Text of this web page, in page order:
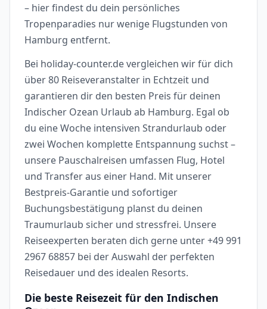
– hier findest du dein persönliches
Tropenparadies nur wenige Flugstunden von
Hamburg entfernt.
Bei holiday-counter.de vergleichen wir für dich
über 80 Reiseveranstalter in Echtzeit und
garantieren dir den besten Preis für deinen
Indischer Ozean Urlaub ab Hamburg. Egal ob
du eine Woche intensiven Strandurlaub oder
zwei Wochen komplette Entspannung suchst –
unsere Pauschalreisen umfassen Flug, Hotel
und Transfer aus einer Hand. Mit unserer
Bestpreis-Garantie und sofortiger
Buchungsbestätigung planst du deinen
Traumurlaub sicher und stressfrei. Unsere
Reiseexperten beraten dich gerne unter +49 991
2967 68857 bei der Auswahl der perfekten
Reisedauer und des idealen Resorts.
Die beste Reisezeit für den Indischen